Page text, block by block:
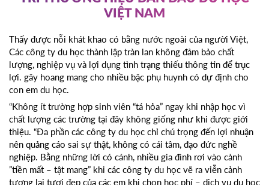
VIỆT NAM
Thấy được nỗi khát khao có bằng nước ngoài của người Việt,
Các công ty du học thành lập tràn lan không đảm bảo chất
lượng, nghiệp vụ và lợi dụng tình trạng thiếu thông tin để trục
lợi. gây hoang mang cho nhiều bậc phụ huynh có dự định cho
con em du học.
“Không ít trường hợp sinh viên “tá hỏa” ngay khi nhập học vì
chất lượng các trường tại đây không giống như khi được giới
thiệu. “Đa phần các công ty du học chỉ chú trọng đến lợi nhuận
nên quảng cáo sai sự thật, không có cái tâm, đạo đức nghề
nghiệp. Bằng những lời có cánh, nhiều gia đình rơi vào cảnh
”tiền mất – tật mang” khi các công ty du học vẽ ra viễn cảnh
tương lai tươi đẹp của các em khi chọn học phí – dịch vụ du học